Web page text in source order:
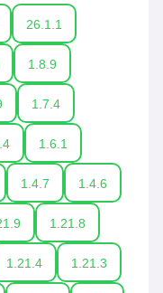
26.1.1
1.8.9
1.7.4
1.6.1
1.4.7 1.4.6
1.21.8
1.21.4 1.21.3